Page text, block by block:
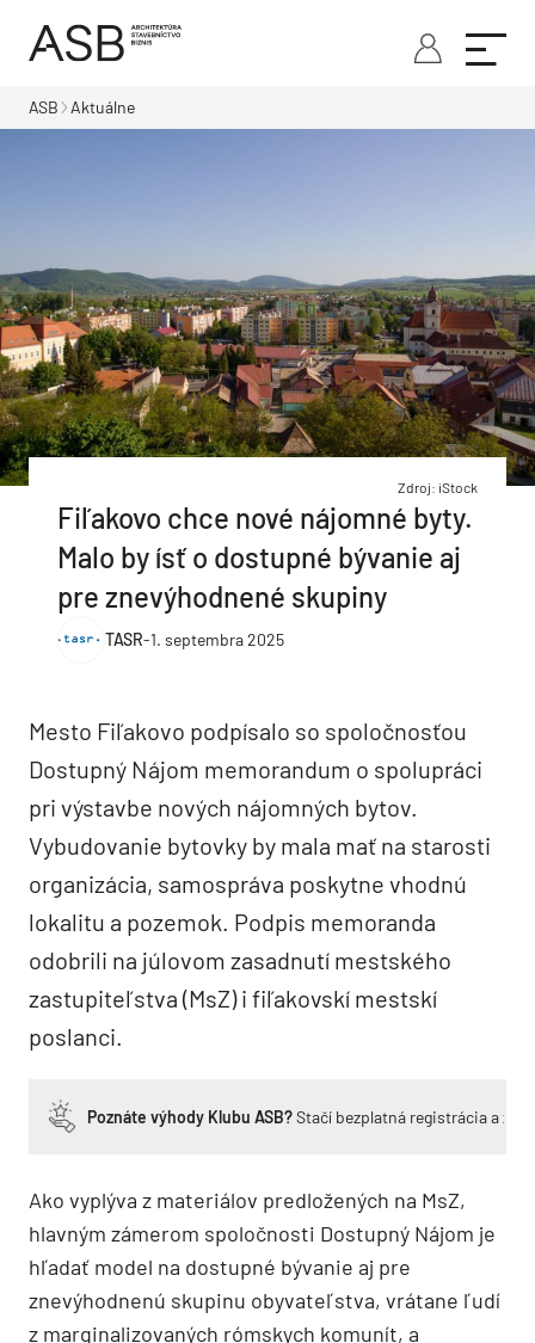
ASB Aktuálne
Zdroj: iStock
Fiľakovo chce nové nájomné byty.
Malo by ísť o dostupné bývanie aj
pre znevýhodnené skupiny
TASR-1. septembra 2025
Mesto Fiľakovo podpísalo so spoločnosťou
Dostupný Nájom memorandum o spolupráci
pri výstavbe nových nájomných bytov.
Vybudovanie bytovky by mala mať na starosti
organizácia, samospráva poskytne vhodnú
lokalitu a pozemok. Podpis memoranda
odobrili na júlovom zasadnutí mestského
zastupiteľstva (MsZ) i fiľakovskí mestskí
poslanci.
Poznáte výhody Klubu ASB?Stačí bezplatná registrácia a
Ako vyplýva z materiálov predložených na MsZ,
hlavným zámerom spoločnosti Dostupný Nájom je
hľadať model na dostupné bývanie aj pre
znevýhodnenú skupinu obyvateľstva, vrátane ľudí
z marginalizovaných rómskych komunít, a